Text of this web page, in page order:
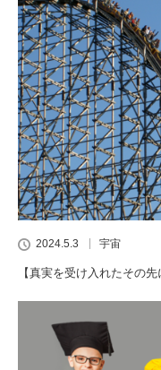
2024.5.3 宇宙
【真実を受け入れたその